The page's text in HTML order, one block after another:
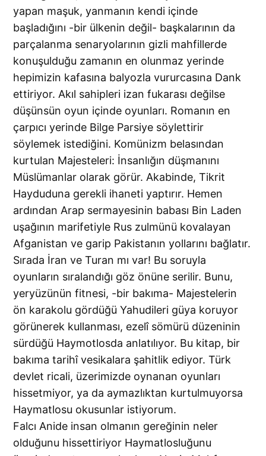
yapan maşuk, yanmanın kendi içinde
başladığını -bir ülkenin değil- başkalarının da
parçalanma senaryolarının gizli mahfillerde
konuşulduğu zamanın en olunmaz yerinde
hepimizin kafasına balyozla vururcasına Dank
ettiriyor. Akıl sahipleri izan fukarası değilse
düşünsün oyun içinde oyunları. Romanın en
çarpıcı yerinde Bilge Parsiye söylettirir
söylemek istediğini. Komünizm belasından
kurtulan Majesteleri: İnsanlığın düşmanını
Müslümanlar olarak görür. Akabinde, Tikrit
Hayduduna gerekli ihaneti yaptırır. Hemen
ardından Arap sermayesinin babası Bin Laden
uşağının marifetiyle Rus zulmünü kovalayan
Afganistan ve garip Pakistanın yollarını bağlatır.
Sırada İran ve Turan mı var! Bu soruyla
oyunların sıralandığı göz önüne serilir. Bunu,
yeryüzünün fitnesi, -bir bakıma- Majestelerin
ön karakolu gördüğü Yahudileri güya koruyor
görünerek kullanması, ezelî sömürü düzeninin
sürdüğü Haymotlosda anlatılıyor. Bu kitap, bir
bakıma tarihî vesikalara şahitlik ediyor. Türk
devlet ricali, üzerimizde oynanan oyunları
hissetmiyor, ya da aymazlıktan kurtulmuyorsa
Haymatlosu okusunlar istiyorum.
Falcı Anide insan olmanın gereğinin neler
olduğunu hissettiriyor Haymatlosluğunu